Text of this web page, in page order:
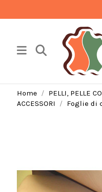
Home
PELLI, PELLE
ACCESSORI
Foglie di